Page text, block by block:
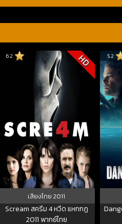
6.2 HD
เสียงไทย2011
Scream สครีม 4 หวีด แหกกฏ
2011 พากย์ไทย
5.2